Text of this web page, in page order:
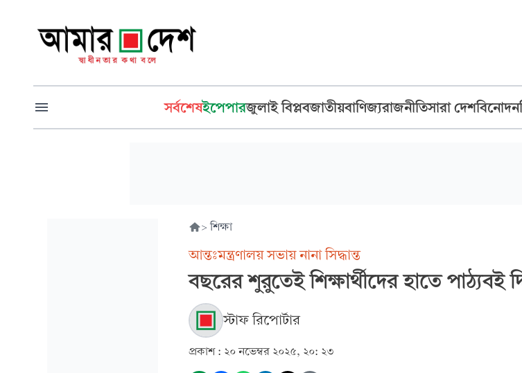
সর্বশেষইপেপারজুলাই বিপ্লবজাতীয়বাণিজ্যরাজনীতিসারা দেশবিনোদন
> শিক্ষা
আন্তঃমন্ত্রণালয় সভায় নানা সিদ্ধান্ত
বছরের শুরুতেই শিক্ষার্থীদের হাতে পাঠ্যবই
স্টাফ রিপোর্টার
প্রকাশ : ২০ নভেম্বর ২০২৫, ২০: ২৩